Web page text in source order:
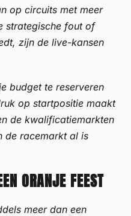
op circuits met meer
strategische fout of
zijn de live-kansen
budget te reserveren
op startpositie maakt
de kwalificatiemarkten
de racemarkt al is
ORANJE FEEST
meer dan een